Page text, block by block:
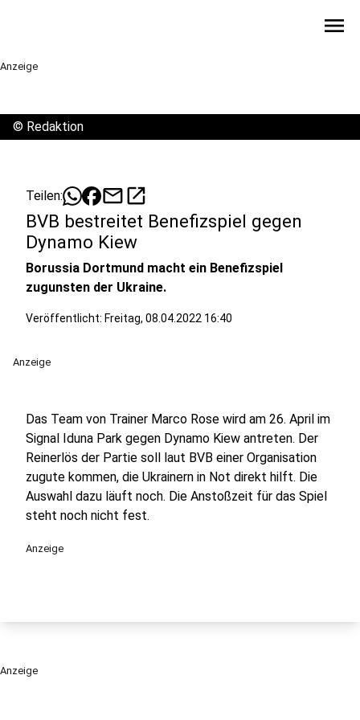
menu
Anzeige
© Redaktion
Teilen: mailopen_in_new
BVB bestreitet Benefizspiel gegen
Dynamo Kiew
Borussia Dortmund macht ein Benefizspiel
zugunsten der Ukraine.
Veröffentlicht: Freitag, 08.04.2022 16:40
Anzeige
Das Team von Trainer Marco Rose wird am 26. April im
Signal Iduna Park gegen Dynamo Kiew antreten. Der
Reinerlös der Partie soll laut BVB einer Organisation
zugute kommen, die Ukrainern in Not direkt hilft. Die
Auswahl dazu läuft noch. Die Anstoßzeit für das Spiel
steht noch nicht fest.
Anzeige
Anzeige